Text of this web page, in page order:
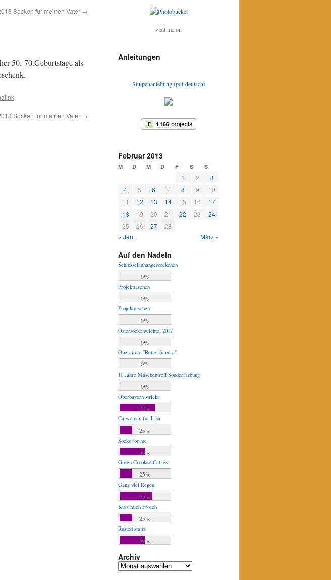
Socken für meinen Vater →
50.-70.Geburtstage als
.
Socken für meinen Vater →
visit me on
Anleitungen
Stulpenanleitung (pdf deutsch)
Februar 2013
M D M D F S S
1 2
3
4
5 6 7 8 9
10
11
12 13 14 15 16
17
18
19 20 21 22 23
24
25
26 27
28
« Jan.
März »
Auf den Nadeln
Schlüsselanhängersöckchen
0%
Projekttaschen
0%
Projekttaschen
0%
Ostersockenwichtel 2017
0%
Operation: "Rettet Sandra"
0%
10 Jahre Maschentreff Sonderfärbung
0%
Oberbayern strickt
70%
Catwoman für Lisa
25%
Socks for me
50%
Green Crooked Cables
25%
Ganz viel Regen
65%
Küss mich Frosch
25%
Rusted stairs
50%
Archiv
Archiv